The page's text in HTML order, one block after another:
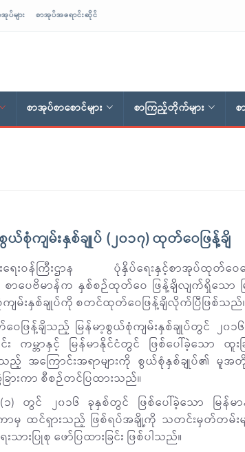
များ စာအုပ်အရောင်းဆိုင်
စာအုပ်စာစောင်များ စာကြည့်တိုက်များ
ယ်စုံကျမ်းနှစ်ချုပ် (၂၀၁၇) ထုတ်ဝေဖြန့်ချိ
းရေးဝန်ကြီးဌာန ပုံနှိပ်ရေးနှင့်စာအုပ်ထုတ်ဝေရ
စာပေဗိမာန်က နှစ်စဉ်ထုတ်ဝေ ဖြန့်ချိလျက်ရှိသော မ
ျမ်းနှစ်ချုပ်ကို စတင်ထုတ်ဝေဖြန့်ချိလိုက်ပြီဖြစ်သည်။
ဖြန့်ချိသည့် မြန်မာ့စွယ်စုံကျမ်းနှစ်ချုပ်တွင် ၂၀၁
ကမ္ဘာနှင့် မြန်မာနိုင်ငံတွင် ဖြစ်ပေါ်ခဲ့သော ထူးခ
ည့် အကြောင်းအရာများကို စွယ်စုံနှစ်ချုပ်၏ မူအတို
ခြားကာ စီစဉ်တင်ပြထားသည်။
) တွင် ၂၀၁၆ ခုနှစ်တွင် ဖြစ်ပေါ်ခဲ့သော မြန်မာ
မှ ထင်ရှားသည့် ဖြစ်ရပ်အချို့ကို သတင်းမှတ်တမ်းမျ
းသားပြုစု ဖော်ပြထားခြင်း ဖြစ်ပါသည်။